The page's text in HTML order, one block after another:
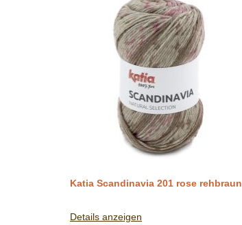
Katia Scandinavia 201 rose rehbraun
Details anzeigen